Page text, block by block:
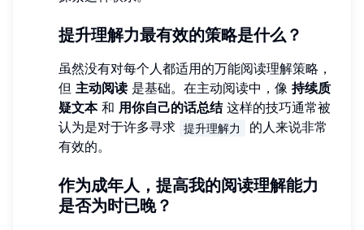
提升理解力最有效的策略是什么？
虽然没有对每个人都适用的万能阅读理解策略，
但 主动阅读 是基础。在主动阅读中，像 持续质
疑文本和 用你自己的话总结这样的技巧通常被
认为是对于许多寻求
提升理解力
的人来说非常
有效的。
作为成年人，提高我的阅读理解能力
是否为时已晚？